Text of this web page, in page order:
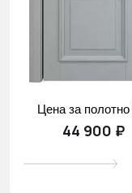
Цена за полотно
44 900 ₽